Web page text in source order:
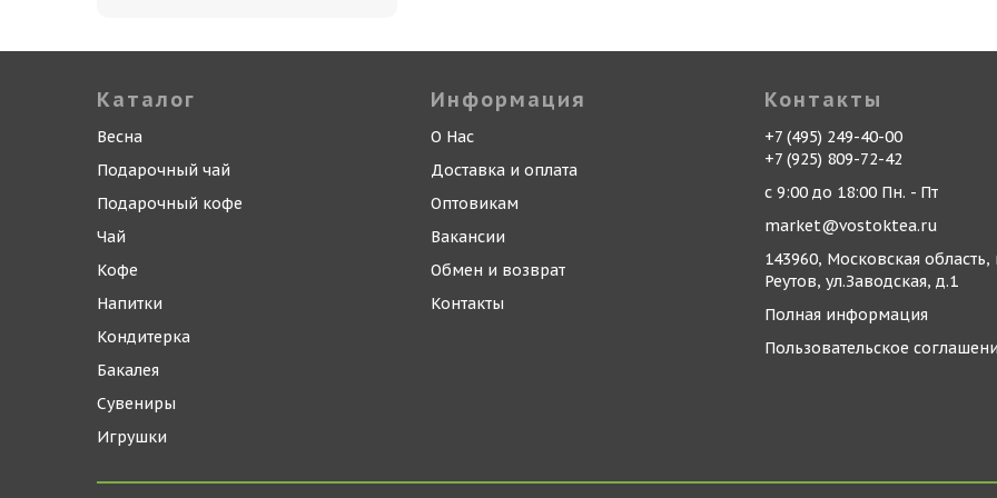
Каталог
Весна
Подарочный чай
Подарочный кофе
Чай
Кофе
Напитки
Кондитерка
Бакалея
Сувениры
Игрушки
Информация
О Нас
Доставка и оплата
Оптовикам
Вакансии
Обмен и возврат
Контакты
Контакты
+7 (495) 249-40-00
+7 (925) 809-72-42
с 9:00 до 18:00 Пн. - Пт
market@vostoktea.ru
143960, Московская область,
Реутов, ул.Заводская, д.1
Полная информация
Пользовательское